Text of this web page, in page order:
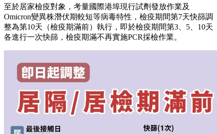
至於居家檢疫對象，考量國際港埠現行試劑發放作業及
Omicron變異株潛伏期較短等病毒特性，檢疫期間第7天快篩調
整為第10天（檢疫期滿前）執行，即於檢疫期間第3、5、10天
各進行一次快篩，檢疫期滿不再實施PCR採檢作業。